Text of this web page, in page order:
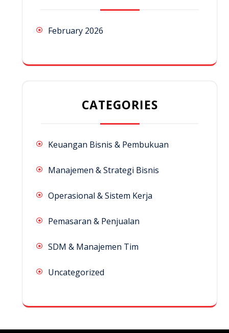
February 2026
CATEGORIES
Keuangan Bisnis & Pembukuan
Manajemen & Strategi Bisnis
Operasional & Sistem Kerja
Pemasaran & Penjualan
SDM & Manajemen Tim
Uncategorized